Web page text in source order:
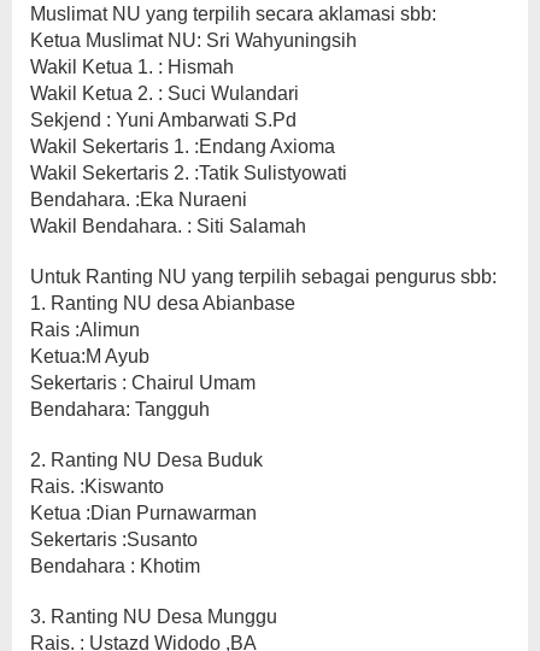
Muslimat NU yang terpilih secara aklamasi sbb:
Ketua Muslimat NU: Sri Wahyuningsih
Wakil Ketua 1. : Hismah
Wakil Ketua 2. : Suci Wulandari
Sekjend : Yuni Ambarwati S.Pd
Wakil Sekertaris 1. :Endang Axioma
Wakil Sekertaris 2. :Tatik Sulistyowati
Bendahara. :Eka Nuraeni
Wakil Bendahara. : Siti Salamah
Untuk Ranting NU yang terpilih sebagai pengurus sbb:
1. Ranting NU desa Abianbase
Rais :Alimun
Ketua:M Ayub
Sekertaris : Chairul Umam
Bendahara: Tangguh
2. Ranting NU Desa Buduk
Rais. :Kiswanto
Ketua :Dian Purnawarman
Sekertaris :Susanto
Bendahara : Khotim
3. Ranting NU Desa Munggu
Rais. : Ustazd Widodo ,BA